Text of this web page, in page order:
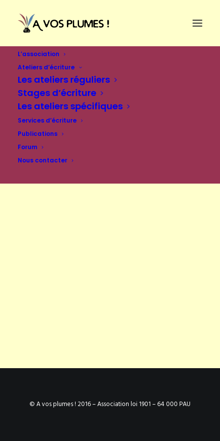
L’association
Ateliers d’écriture
Les ateliers réguliers
Stages d’écriture
Les ateliers spécifiques
Services d’écriture
Publications
Forum
Nous contacter
© A vos plumes ! 2016 – Association loi 1901 – 64 000 PAU